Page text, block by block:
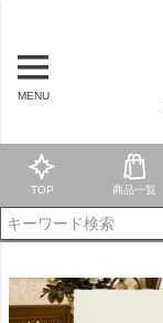
MENU
TOP 商品一覧